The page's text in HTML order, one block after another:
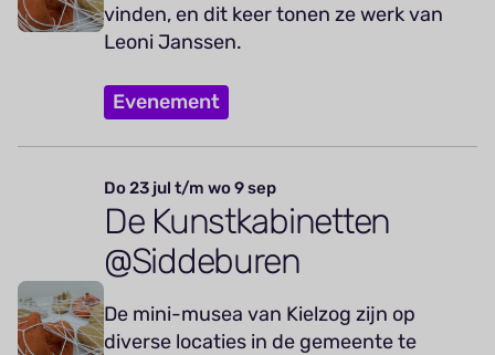
vinden, en dit keer tonen ze werk van
Leoni Janssen.
Evenement
Do 23 jul t/m wo 9 sep
De Kunstkabinetten
@Siddeburen
De mini-musea van Kielzog zijn op
diverse locaties in de gemeente te